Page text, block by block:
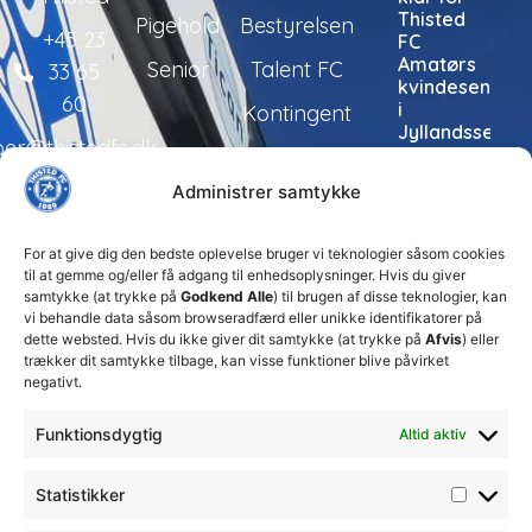
Administrer samtykke
For at give dig den bedste oplevelse bruger vi teknologier såsom cookies
til at gemme og/eller få adgang til enhedsoplysninger. Hvis du giver
samtykke (at trykke på Godkend Alle) til brugen af disse teknologier, kan
vi behandle data såsom browseradfærd eller unikke identifikatorer på
dette websted. Hvis du ikke giver dit samtykke (at trykke på Afvis) eller
trækker dit samtykke tilbage, kan visse funktioner blive påvirket
negativt.
Funktionsdygtig Altid aktiv
Statistikker
+45 23
33 65
60
Pigehold
Senior
Bestyrelsen
Talent FC
Kontingent
Thisted
FC
Amatørs
kvindesenior
i
Jyllandsserien
24. juli 2026
økonomiske
beslutninger
for at
sikre
klubbens
DBU
Thisted